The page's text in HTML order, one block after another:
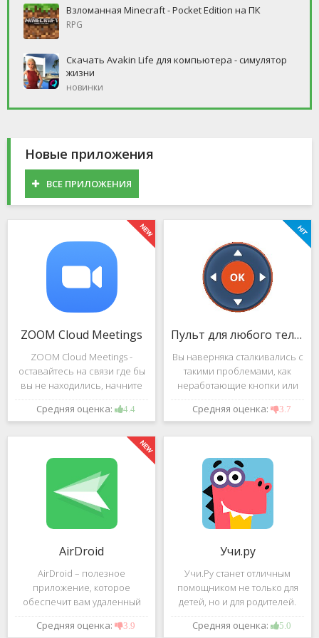
Взломанная Minecraft - Pocket Edition на ПК
RPG
Скачать Avakin Life для компьютера - симулятор
жизни
новинки
Новые приложения
ВСЕ ПРИЛОЖЕНИЯ
ZOOM Cloud Meetings
ZOOM Cloud Meetings -
оставайтесь на связи где бы
вы не находились, начните
свою или присоединитесь к
видеоконференции с
высококачественным
изображением. Столь
Средняя оценка: 4.4
Пульт для любого телевизора
Вы наверняка сталкивались с
такими проблемами, как
неработающие кнопки или
разряженные батарейки на
вашем пульте от
с помощью приложения
"Пульт для
Средняя оценка: 3.7
AirDroid
AirDroid – полезное
приложение, которое
обеспечит вам удаленный
доступ к вашему смартфону
или планшету при помощи
Средняя оценка: 3.9
Учи.ру
Учи.Ру станет отличным
помощником не только для
детей, но и для родителей.
Это приложение заточено
под изучение различного
Средняя оценка: 5.0